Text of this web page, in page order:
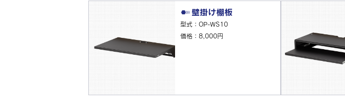
壁掛け棚板
型式：OP-WS10
価格：8,000円